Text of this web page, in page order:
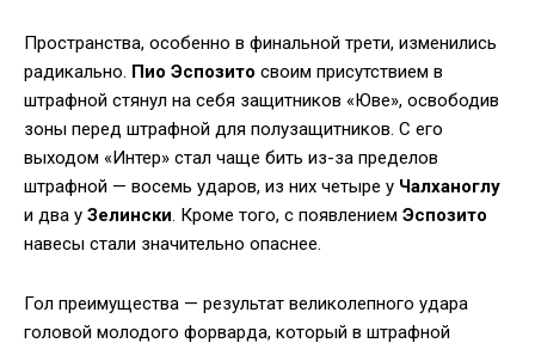
Пространства, особенно в финальной трети, изменились
радикально. Пио Эспозито своим присутствием в
штрафной стянул на себя защитников «Юве», освободив
зоны перед штрафной для полузащитников. С его
выходом «Интер» стал чаще бить из-за пределов
штрафной — восемь ударов, из них четыре у Чалханоглу
и два у Зелински. Кроме того, с появлением Эспозито
навесы стали значительно опаснее.
Гол преимущества — результат великолепного удара
головой молодого форварда, который в штрафной